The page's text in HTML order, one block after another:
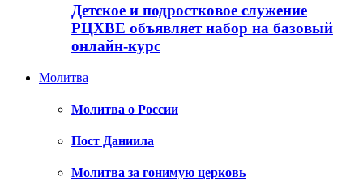
Детское и подростковое служение
РЦХВЕ объявляет набор на базовый
онлайн-курс
Молитва
Молитва о России
Пост Даниила
Молитва за гонимую церковь